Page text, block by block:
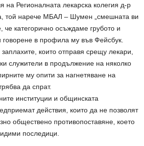
на Регионалната лекарска колегия д-р
той нарече МБАЛ – Шумен „смешната ви
че категорично осъждаме грубото и
говорене в профила му във Фейсбук.
които отправя срещу лекари,
служители в продължение на няколко
му опити за нагнетяване на
да спрат.
институции и общинската
действия, които да не позволят
обществено противопоставяне, което
последици.